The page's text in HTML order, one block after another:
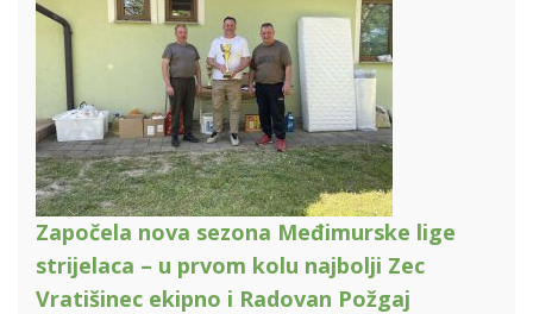
Započela nova sezona Međimurske lige
strijelaca – u prvom kolu najbolji Zec
Vratišinec ekipno i Radovan Požgaj